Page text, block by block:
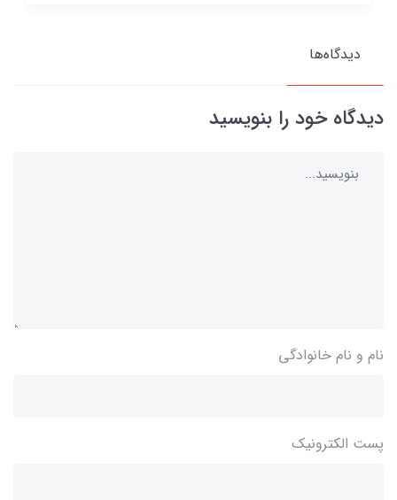
دیدگاه‌ها
دیدگاه خود را بنویسید
نام و نام خانوادگی
پست الکترونیک